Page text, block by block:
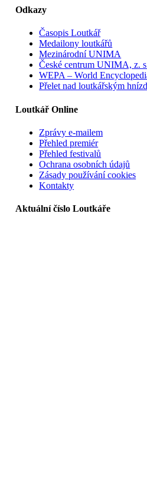
Odkazy
Časopis Loutkář
Medailony loutkářů
Mezinárodní UNIMA
České centrum UNIMA, z.
WEPA – World
Přelet nad loutkářským
Loutkář Online
Zprávy e-mailem
Přehled premiér
Přehled festivalů
Ochrana osobních údajů
Zásady používání cookies
Kontakty
Aktuální číslo Loutkáře